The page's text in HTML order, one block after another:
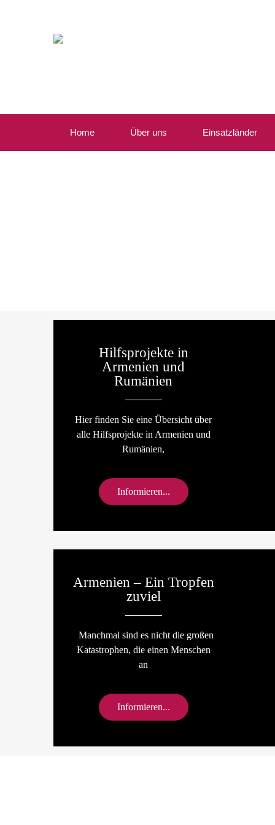
Home Über uns Einsatzländer
Hilfsprojekte in
Armenien und
Rumänien
Hier finden Sie eine Übersicht über
alle Hilfsprojekte in Armenien und
Rumänien,
Informieren...
Armenien – Ein Tropfen
zuviel
Manchmal sind es nicht die großen
Katastrophen, die einen Menschen
an
Informieren...